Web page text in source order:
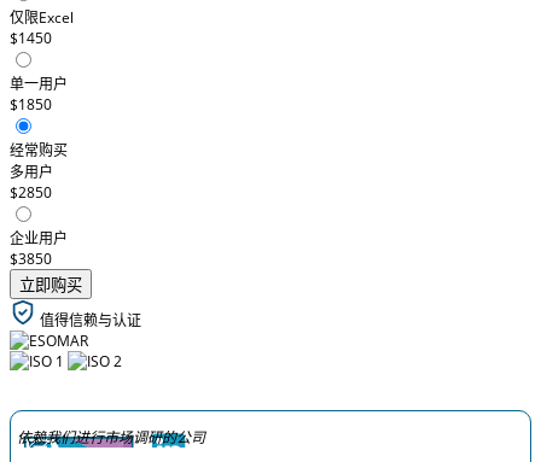
仅限Excel
$1450
单一用户
$1850
经常购买
多用户
$2850
企业用户
$3850
立即购买
值得信赖与认证
依赖我们进行市场调研的公司